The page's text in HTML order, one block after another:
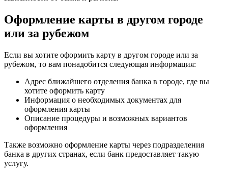
Оформление карты в другом городе
или за рубежом
Если вы хотите оформить карту в другом городе или за
рубежом, то вам понадобится следующая информация:
Адрес ближайшего отделения банка в городе, где вы
хотите оформить карту
Информация о необходимых документах для
оформления карты
Описание процедуры и возможных вариантов
оформления
Также возможно оформление карты через подразделения
банка в других странах, если банк предоставляет такую
услугу.